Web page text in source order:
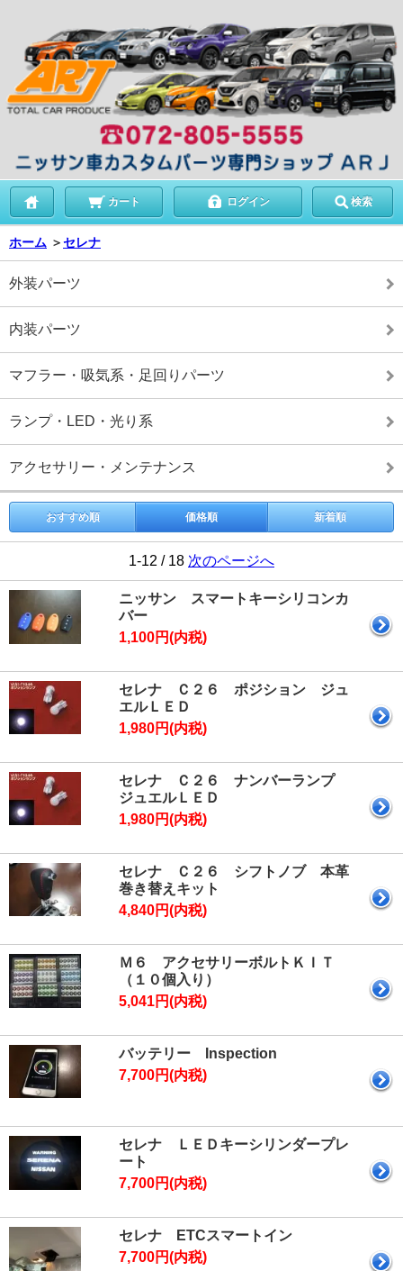
カート ログイン 検索
ホーム ＞セレナ
外装パーツ
内装パーツ
マフラー・吸気系・足回りパーツ
ランプ・LED・光り系
アクセサリー・メンテナンス
おすすめ順 価格順 新着順
1-12 / 18 次のページへ
ニッサン スマートキーシリコンカ
バー
1,100円(内税)
セレナ Ｃ２６ ポジション ジュ
エルＬＥＤ
1,980円(内税)
セレナ Ｃ２６ ナンバーランプ
ジュエルＬＥＤ
1,980円(内税)
セレナ Ｃ２６ シフトノブ 本革
巻き替えキット
4,840円(内税)
Ｍ６ アクセサリーボルトＫＩＴ
（１０個入り）
5,041円(内税)
バッテリー Inspection
7,700円(内税)
セレナ ＬＥＤキーシリンダープレ
ート
7,700円(内税)
セレナ ETCスマートイン
7,700円(内税)